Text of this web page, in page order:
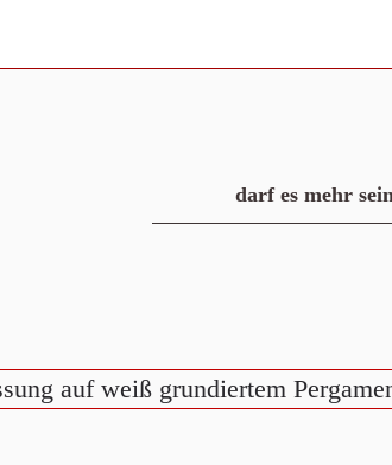
darf es mehr
auf weiß grundiertem